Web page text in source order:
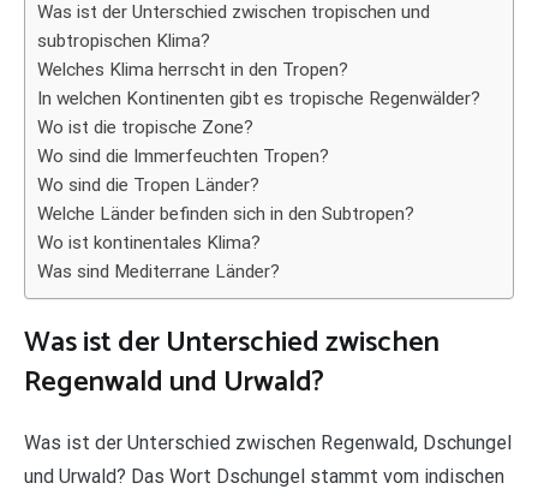
Was ist der Unterschied zwischen tropischen und
subtropischen Klima?
Welches Klima herrscht in den Tropen?
In welchen Kontinenten gibt es tropische Regenwälder?
Wo ist die tropische Zone?
Wo sind die Immerfeuchten Tropen?
Wo sind die Tropen Länder?
Welche Länder befinden sich in den Subtropen?
Wo ist kontinentales Klima?
Was sind Mediterrane Länder?
Was ist der Unterschied zwischen
Regenwald und Urwald?
Was ist der Unterschied zwischen Regenwald, Dschungel
und Urwald? Das Wort Dschungel stammt vom indischen